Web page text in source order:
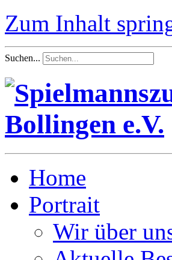
Zum Inhalt
Suchen...
Home
Portrait
Wir über